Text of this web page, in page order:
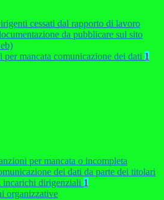
cessati dal rapporto di lavoro
da pubblicare sul sito
per mancata comunicazione dei dati 1
per mancata o incompleta
dei dati da parte dei titolari
incarichi dirigenziali 1
organizzative